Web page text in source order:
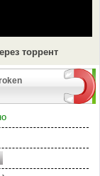
торрент